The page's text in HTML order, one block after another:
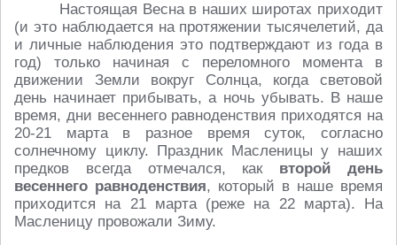
Настоящая Весна в наших широтах приходит
(и это наблюдается на протяжении тысячелетий, да
и личные наблюдения это подтверждают из года в
год) только начиная с переломного момента в
движении Земли вокруг Солнца, когда световой
день начинает прибывать, а ночь убывать. В наше
время, дни весеннего равноденствия приходятся на
20-21 марта в разное время суток, согласно
солнечному циклу. Праздник Масленицы у наших
предков всегда отмечался, как второй день
весеннего равноденствия, который в наше время
приходится на 21 марта (реже на 22 марта). На
Масленицу провожали Зиму.